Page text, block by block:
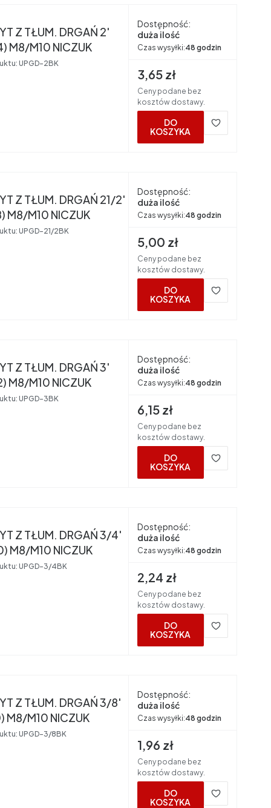
Z TŁUM. DRGAŃ 2'
M8/M10 NICZUK
UPGD-2BK
Dostępność:
duża ilość
Czas wysyłki:48 godzin
Cena brutto
3,65 zł
Ceny podane bez
kosztów dostawy.
DO
KOSZYKA
Z TŁUM. DRGAŃ 21/2'
M8/M10 NICZUK
UPGD-21/2BK
Dostępność:
duża ilość
Czas wysyłki:48 godzin
Cena brutto
5,00 zł
Ceny podane bez
kosztów dostawy.
DO
KOSZYKA
Z TŁUM. DRGAŃ 3'
M8/M10 NICZUK
UPGD-3BK
Dostępność:
duża ilość
Czas wysyłki:48 godzin
Cena brutto
6,15 zł
Ceny podane bez
kosztów dostawy.
DO
KOSZYKA
Z TŁUM. DRGAŃ 3/4'
M8/M10 NICZUK
UPGD-3/4BK
Dostępność:
duża ilość
Czas wysyłki:48 godzin
Cena brutto
2,24 zł
Ceny podane bez
kosztów dostawy.
DO
KOSZYKA
Z TŁUM. DRGAŃ 3/8'
M8/M10 NICZUK
UPGD-3/8BK
Dostępność:
duża ilość
Czas wysyłki:48 godzin
Cena brutto
1,96 zł
Ceny podane bez
kosztów dostawy.
DO
KOSZYKA